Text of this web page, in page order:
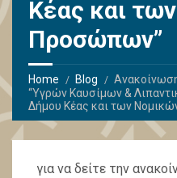
Κέας και
Προσώπων”
Home Blog
“Υγρών Καυσίμων &
Δήμου Κέας και των
για να δείτε την